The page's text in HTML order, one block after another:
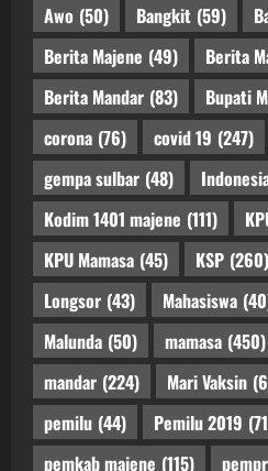
Awo (50) Bangkit (59)
Berita Majene (49) Berita
Berita Mandar (83) Bupati
corona (76) covid 19 (247)
gempa sulbar (48)
Kodim 1401 majene (111)
KPU Mamasa (45) KSP (260)
Longsor (43) Mahasiswa
Malunda (50) mamasa (450)
mandar (224) Mari Vaksin
pemilu (44) Pemilu 2019
pemkab majene (115)